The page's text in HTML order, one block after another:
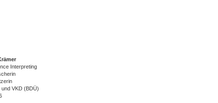
Interpreting
und VKD (BDÜ)